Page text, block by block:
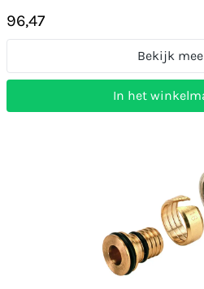
96,47
Bekijk
In het